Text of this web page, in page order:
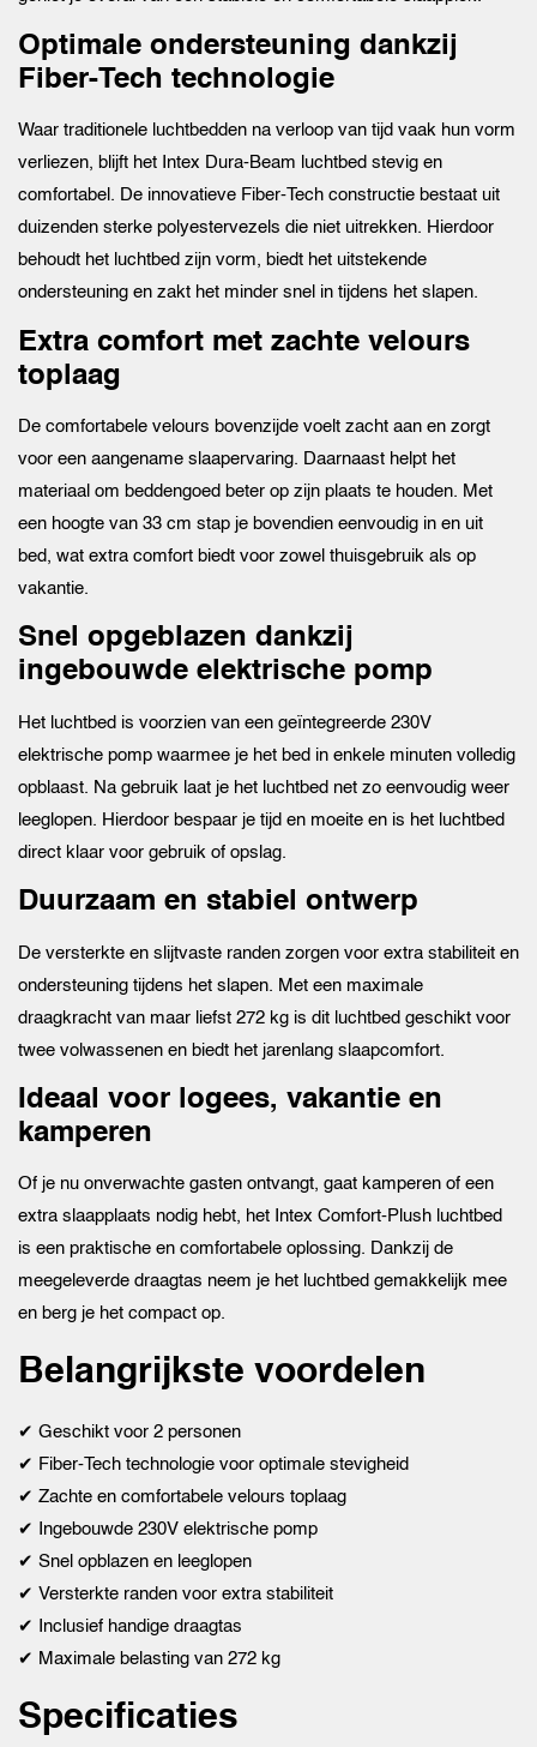
Optimale ondersteuning dankzij
Fiber-Tech technologie
Waar traditionele luchtbedden na verloop van tijd vaak hun vorm
verliezen, blijft het Intex Dura-Beam luchtbed stevig en
comfortabel. De innovatieve Fiber-Tech constructie bestaat uit
duizenden sterke polyestervezels die niet uitrekken. Hierdoor
behoudt het luchtbed zijn vorm, biedt het uitstekende
ondersteuning en zakt het minder snel in tijdens het slapen.
Extra comfort met zachte velours
toplaag
De comfortabele velours bovenzijde voelt zacht aan en zorgt
voor een aangename slaapervaring. Daarnaast helpt het
materiaal om beddengoed beter op zijn plaats te houden. Met
een hoogte van 33 cm stap je bovendien eenvoudig in en uit
bed, wat extra comfort biedt voor zowel thuisgebruik als op
vakantie.
Snel opgeblazen dankzij
ingebouwde elektrische pomp
Het luchtbed is voorzien van een geïntegreerde 230V
elektrische pomp waarmee je het bed in enkele minuten volledig
opblaast. Na gebruik laat je het luchtbed net zo eenvoudig weer
leeglopen. Hierdoor bespaar je tijd en moeite en is het luchtbed
direct klaar voor gebruik of opslag.
Duurzaam en stabiel ontwerp
De versterkte en slijtvaste randen zorgen voor extra stabiliteit en
ondersteuning tijdens het slapen. Met een maximale
draagkracht van maar liefst 272 kg is dit luchtbed geschikt voor
twee volwassenen en biedt het jarenlang slaapcomfort.
Ideaal voor logees, vakantie en
kamperen
Of je nu onverwachte gasten ontvangt, gaat kamperen of een
extra slaapplaats nodig hebt, het Intex Comfort-Plush luchtbed
is een praktische en comfortabele oplossing. Dankzij de
meegeleverde draagtas neem je het luchtbed gemakkelijk mee
en berg je het compact op.
Belangrijkste voordelen
✔ Geschikt voor 2 personen
✔ Fiber-Tech technologie voor optimale stevigheid
✔ Zachte en comfortabele velours toplaag
✔ Ingebouwde 230V elektrische pomp
✔ Snel opblazen en leeglopen
✔ Versterkte randen voor extra stabiliteit
✔ Inclusief handige draagtas
✔ Maximale belasting van 272 kg
Specificaties